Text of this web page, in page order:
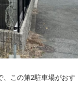
、この第2駐車場がおす